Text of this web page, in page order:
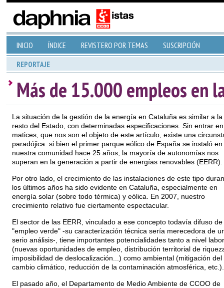
INICIO ÍNDICE REVISTERO POR TEMAS SUSCRIPCIÓN
REPORTAJE
Más de 15.000 empleos en
La situación de la gestión de la energía en Cataluña es similar a la
resto del Estado, con determinadas especificaciones. Sin entrar en
matices, que nos son el objeto de este artículo, existe una
paradójica: si bien el primer parque eólico de España se instaló en
nuestra comunidad hace 25 años, la mayoría de autonomías nos
superan en la generación a partir de energías renovables (EERR).
Por otro lado, el crecimiento de las instalaciones de este tipo
los últimos años ha sido evidente en Cataluña, especialmente en
energía solar (sobre todo térmica) y eólica. En 2007, nuestro
crecimiento relativo fue ciertamente espectacular.
El sector de las EERR, vinculado a ese concepto todavía difuso de
"empleo verde" -su caracterización técnica sería merecedora de
serio análisis-, tiene importantes potencialidades tanto a nivel
(nuevas oportunidades de empleo, distribución territorial de
imposibilidad de deslocalización...) como ambiental (mitigación del
cambio climático, reducción de la contaminación atmosférica, etc.).
El pasado año, el Departamento de Medio Ambiente de CCOO de